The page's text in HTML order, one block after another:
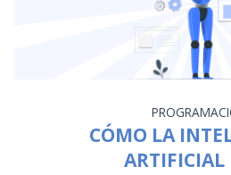
CÓMO LA
ARTIFICIAL